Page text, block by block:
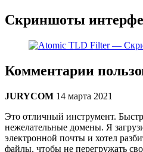
Скриншоты
Комментарии
JURYCOM 14 марта 2021
Это отличный инструмент.
нежелательные домены. Я
электронной почты и хотел
файлы, чтобы не перегружать